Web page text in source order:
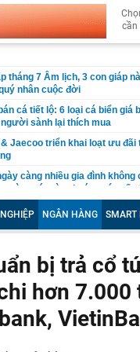
cần
tháng 7 Âm lịch, 3 con giáp
nhân cuộc đời
cá tiết lộ: 6 loại cá biển giá
người sành lại thích mua
Jaecoo triển khai loạt ưu đãi
càng nhiều gia đình
vừa mát vừa thoát nước tốt
rồng mẹ trồng 19 năm bất
ai cũng trầm trồ.
lập 'cá voi' Strategy:
việc nhiều hơn robot
người dùng ChatGPT miễn
giao dịch chuyển khoản
sang tài khoản
NGÂN HÀNG SMART
bị trả cổ
hơn